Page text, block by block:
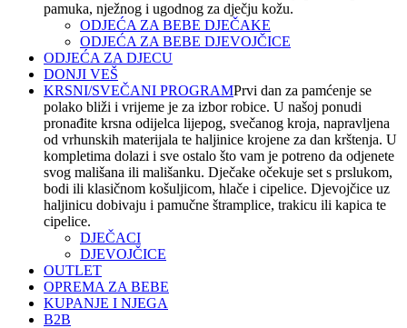
pamuka, nježnog i ugodnog za dječju kožu.
ODJEĆA ZA BEBE DJEČAKE
ODJEĆA ZA BEBE DJEVOJČICE
ODJEĆA ZA DJECU
DONJI VEŠ
KRSNI/SVEČANI PROGRAMPrvi dan za pamćenje se
polako bliži i vrijeme je za izbor robice. U našoj ponudi
pronađite krsna odijelca lijepog, svečanog kroja, napravljena
od vrhunskih materijala te haljinice krojene za dan krštenja. U
kompletima dolazi i sve ostalo što vam je potreno da odjenete
svog mališana ili mališanku. Dječake očekuje set s prslukom,
bodi ili klasičnom košuljicom, hlače i cipelice. Djevojčice uz
haljinicu dobivaju i pamučne štramplice, trakicu ili kapica te
cipelice.
DJEČACI
DJEVOJČICE
OUTLET
OPREMA ZA BEBE
KUPANJE I NJEGA
B2B